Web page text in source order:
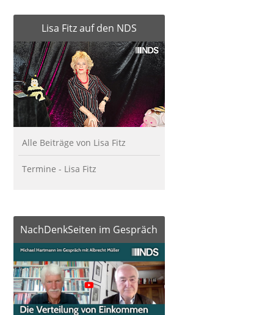
Lisa Fitz auf den NDS
Alle Beiträge von Lisa Fitz
Termine - Lisa Fitz
NachDenkSeiten im Gespräch